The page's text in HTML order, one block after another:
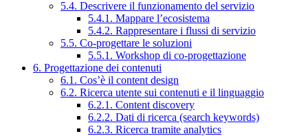
5.4. Descrivere il funzionamento del servizio
5.4.1. Mappare l’ecosistema
5.4.2. Rappresentare i flussi di servizio
5.5. Co-progettare le soluzioni
5.5.1. Workshop di co-progettazione
6. Progettazione dei contenuti
6.1. Cos’è il content design
6.2. Ricerca utente sui contenuti e il linguaggio
6.2.1. Content discovery
6.2.2. Dati di ricerca (search keywords)
6.2.3. Ricerca tramite analytics